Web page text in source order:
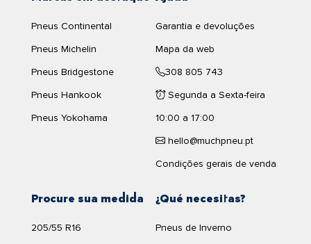
mostrar oficinas de pneus
perto de mim
Pneus Continental
Pneus Michelin
Pneus Bridgestone
Pneus Hankook
Pneus Yokohama
¿Qué necesitas?
Pneus de Inverno
Procure sua medida
205/55 R16
Garantia e devoluções
Mapa da web
308 805 743
Segunda a Sexta-feira
10:00 a 17:00
hello@muchpneu.pt
Condições gerais de venda